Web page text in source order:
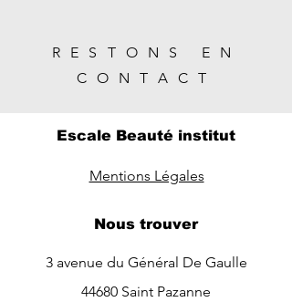
RESTONS EN
CONTACT
Escale Beauté institut
Mentions Légales
Nous trouver
3 avenue du Général De Gaulle
44680 Saint Pazanne